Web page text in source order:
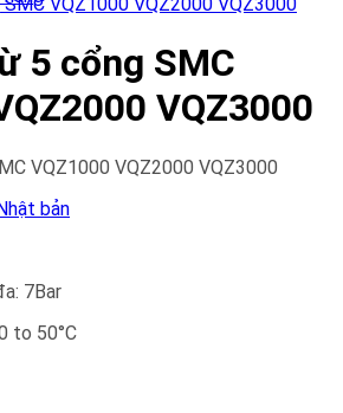
5 cổng SMC
VQZ3000
VQZ1000 VQZ2000 VQZ3000
bản
7Bar
to 50°C